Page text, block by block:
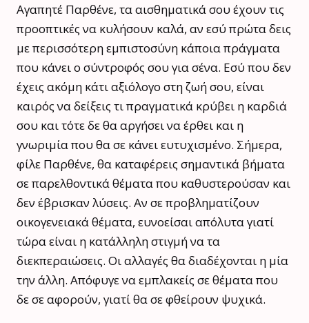
Αγαπητέ Παρθένε, τα αισθηματικά σου έχουν τις
προοπτικές να κυλήσουν καλά, αν εσύ πρώτα δεις
με περισσότερη εμπιστοσύνη κάποια πράγματα
που κάνει ο σύντροφός σου για σένα. Εσύ που δεν
έχεις ακόμη κάτι αξιόλογο στη ζωή σου, είναι
καιρός να δείξεις τι πραγματικά κρύβει η καρδιά
σου και τότε δε θα αργήσει να έρθει και η
γνωριμία που θα σε κάνει ευτυχισμένο. Σήμερα,
φίλε Παρθένε, θα καταφέρεις σημαντικά βήματα
σε παρελθοντικά θέματα που καθυστερούσαν και
δεν έβρισκαν λύσεις. Αν σε προβληματίζουν
οικογενειακά θέματα, ευνοείσαι απόλυτα γιατί
τώρα είναι η κατάλληλη στιγμή να τα
διεκπεραιώσεις. Οι αλλαγές θα διαδέχονται η μία
την άλλη. Απόφυγε να εμπλακείς σε θέματα που
δε σε αφορούν, γιατί θα σε φθείρουν ψυχικά.